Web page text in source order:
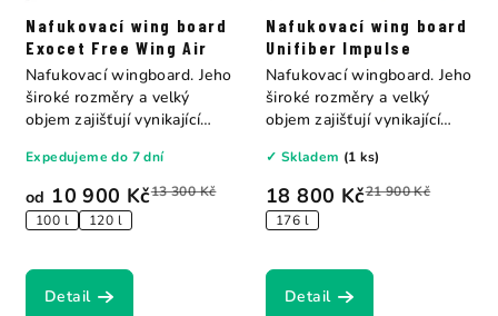
Nafukovací wing board
Exocet Free Wing Air
od 10 900 Kč13 300 Kč
100 l 120 l
Expedujeme do 7 dní
Detail
Nafukovací wingboard. Jeho
široké rozměry a velký
objem zajišťují vynikající
Nafukovací wing board
Unifiber Impulse
18 800 Kč21 900 Kč
176 l
✓ Skladem (1 ks)
Detail
Nafukovací wingboard. Jeho
široké rozměry a velký
objem zajišťují vynikající